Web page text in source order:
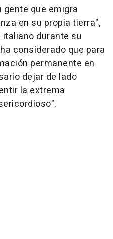
que emigra
en su propia tierra",
durante su
considerado que para
permanente en
dejar de lado
la extrema